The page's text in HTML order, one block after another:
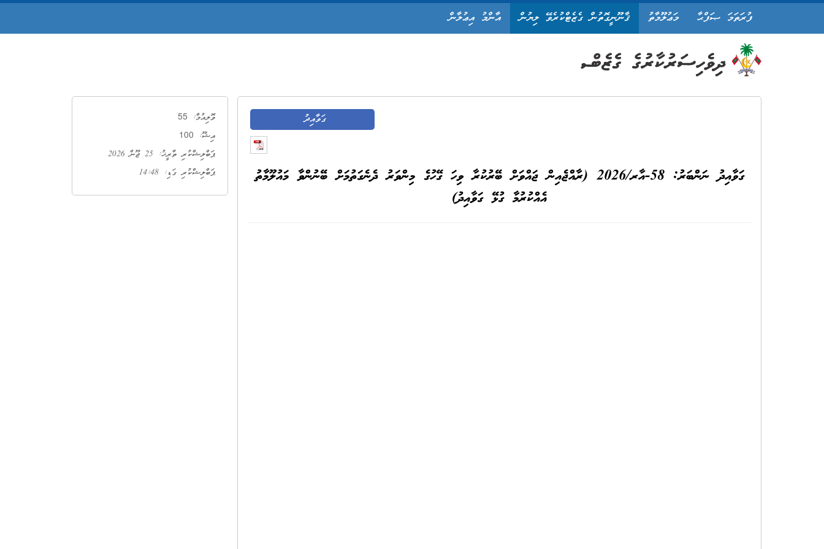
ފުރަތަމަ ޞަފްޙާ މަޢުލޫމާތު ޤާނޫނީގޮތުން ގެޒެޓްކުރެވޭ ލިޔުން އާންމު އިޢުލާން
ގަވާއިދު
ގަވާއިދު ނަންބަރު: 58-އާރ/2026 (ރާއްޖެއިން ޖައްވަށް ބޭރުކުރާ ވިހަ ގޭހުގެ މިންވަރު ދެނެގަތުމަށް ބޭނުންވާ މައުލޫމާތު
އެއްކުރުމާ ގުޅޭ ގަވާއިދު)
ވޮލިއުމް: 55
އިޝޫ: 100
ޕަބްލިޝްކުރި ތާރީޚު: 25 ޖޫން 2026
ޕަބްލިޝްކުރި ގަޑި: 14:48